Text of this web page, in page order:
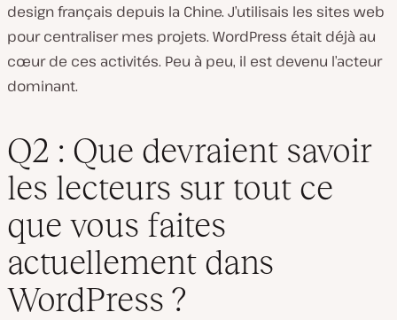
design français depuis la Chine. J’utilisais les sites web
pour centraliser mes projets. WordPress était déjà au
cœur de ces activités. Peu à peu, il est devenu l’acteur
dominant.
Q2 : Que devraient savoir
les lecteurs sur tout ce
que vous faites
actuellement dans
WordPress ?